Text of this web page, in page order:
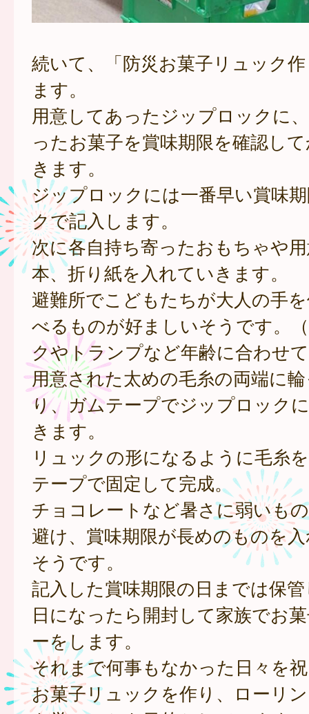
続いて、「防災お菓子リュック
ます。
用意してあったジップロックに
ったお菓子を賞味期限を確認し
きます。
ジップロックには一番早い賞味
クで記入します。
次に各自持ち寄ったおもちゃや
本、折り紙を入れていきます。
避難所でこどもたちが大人の手
べるものが好ましいそうです。
クやトランプなど年齢に合わせ
用意された太めの毛糸の両端に
り、ガムテープでジップロック
きます。
リュックの形になるように毛糸
テープで固定して完成。
チョコレートなど暑さに弱いも
避け、賞味期限が長めのものを
そうです。
記入した賞味期限の日までは保
日になったら開封して家族でお
ーをします。
それまで何事もなかった日々を
お菓子リュックを作り、ローリ